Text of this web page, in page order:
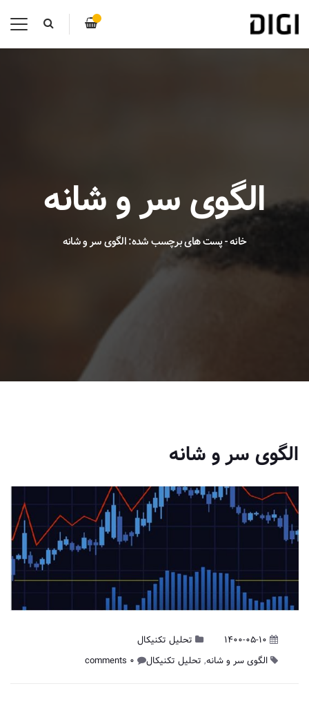
الگوی سر و شانه
خانه-پست های برچسب شده: الگوی سر و شانه
الگوی سر و شانه
1400-05-10
تحلیل تکنیکال
الگوی سر و شانه, تحلیل تکنیکال 0 comments